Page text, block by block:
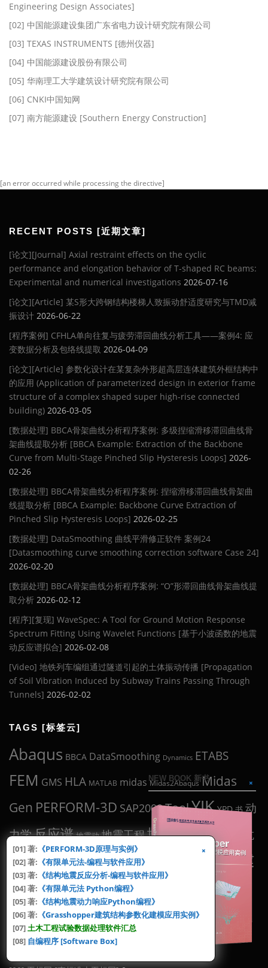
Engineering Design Associates]
[02] 中国能源建设集团广东省电力设计研究院有限公司
[03] TEXAS INSTRUMENTS [德州仪器]
[04] 中国能源建设股份有限公司
[05] 华南理工大学建筑设计研究院有限公司
[06] CNKI中国知网
[07] 南方能源建设 [Southern Energy Construction]
[an error occurred while processing the directive]
RECENT POSTS [近期文章]
[论文][Journal] Axial restraint effects on the cyclic
performance and elongation behavior of T-shaped RC beams:
Experimental and numerical investigations 2026-07-16
[论文][Article] 某S形大跨钢结构楼梯人致振动舒适度研究与TMD减
振设计 2026-06-22
[程序案例] CFHLA单向往复与疲劳滞回曲线分析工具——案例4: 应
变数据分析及包络线提取 2026-04-09
[论文][Article] 参数化设计在某复杂外形超高层连体建筑外框结构中
的应用 (Application of parameterized design in exterior frame
structure of a complex shaped super high-rise connected
building) 2026-03-05
[数据处理] BBCA骨架曲线分析程序案例: 多级捏缩滑移滞回曲线骨
架曲线提取分析 [BBCA Example: Extraction of the Backbone
Curve from Multi-Stage Pinched Slip Hysteresis Loops] 2026-
02-26
[数据处理] BBCA骨架曲线分析程序案例: 捏缩滑移滞回曲线骨架曲
线提取分析 [BBCA Example: Backbone Curve Extraction of
Pinched Slip Hysteresis Loops] 2026-02-25
[数据处理] DataSmoothing 曲线平滑修正软件 案例24
[Datasmoothing curve smoothing correction software Case 24]
2026-02-20
[数据处理] BBCA骨架曲线分析程序案例: “O”形滞回曲线骨架曲线提
取分析 2026-02-12
[程序][复现] WaveSpec: A Tool for Ground Motion Response
Spectrum Fitting Using Wavelet Functions [基于小波函数的地震
动反应谱拟合] 2026-02-08
[Video] 地铁列车编组通过隧道引起的土体振动传播 [Propagation
of Soil Vibration Induced by Subway Trains Passing Through
Tunnels] 2026-02-02
TAGS [标签云]
Abaqus BBCA DataSmoothing Dynamics ETABS
FEM GMS HLA MATLAB midas Midas2Abaqus Midas
Gen PERFORM-3D SAP2000ToolYJK YPD 书 动
力学反应谱 地震动 地震工程地震波工具
抗
震设计 有限元 混凝土 滞回曲线 父亲 盈建
科科研结构分析结构设计 规范论文
试验 试验数据 软件选波钢结构 骨架曲线 高规
NEW BOOK 新书
[01] 著: 《PERFORM-3D原理与实例》
[02] 著: 《有限单元法-编程与软件应用》
[03] 著: 《结构地震反应分析-编程与软件应用》
[04] 著: 《有限单元法 Python编程》
[05] 著: 《结构地震动力响应Python编程》
[06] 著: 《Grasshopper建筑结构参数化建模应用实例》
[07]土木工程试验数据处理软件汇总
[08] 自编程序 [Software Box]